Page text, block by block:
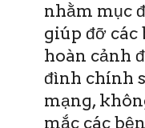
nhằm mục
giúp đỡ các
hoàn cảnh
đình chính
mạng,
mắc các